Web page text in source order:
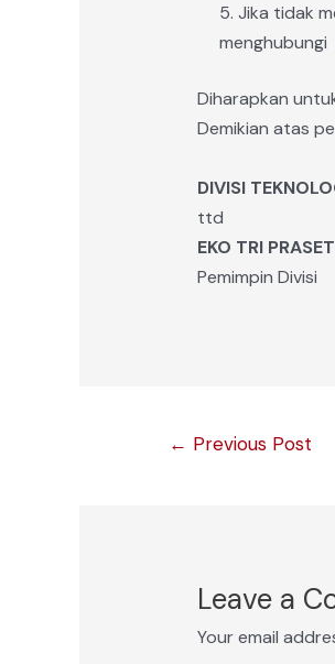
5. Jika tidak
menghubungi
Diharapkan
Demikian atas
DIVISI
ttd
EKO TRI
Pemimpin Divisi
← Previous Post
Leave a
Your email